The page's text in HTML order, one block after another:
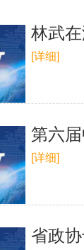
林武
[详细]
第六
[详细]
省政